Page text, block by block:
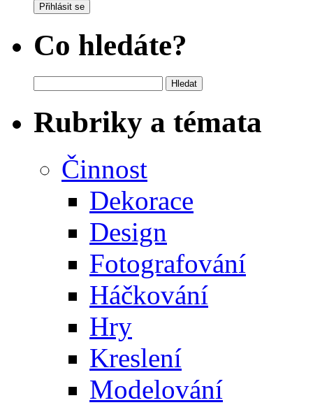
Přihlásit se
Co hledáte?
Rubriky a témata
Činnost
Dekorace
Design
Fotografování
Háčkování
Hry
Kreslení
Modelování